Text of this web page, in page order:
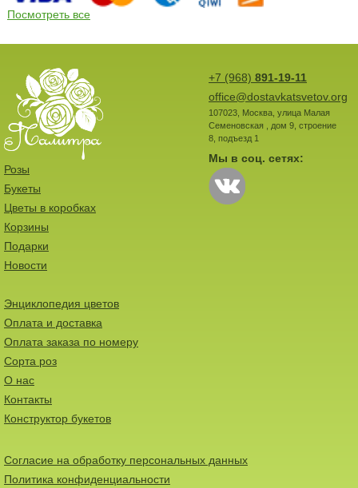
Посмотреть все
+7 (968) 891-19-11
office@dostavkatsvetov.org
107023, Москва, улица Малая
Семеновская , дом 9, строение
8, подъезд 1
Мы в соц. сетях:
Розы
Букеты
Цветы в коробках
Корзины
Подарки
Новости
Энциклопедия цветов
Оплата и доставка
Оплата заказа по номеру
Сорта роз
О нас
Контакты
Конструктор букетов
Согласие на обработку персональных данных
Политика конфиденциальности